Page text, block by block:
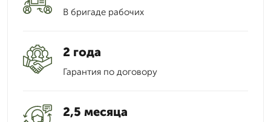
В бригаде рабочих
2 года
Гарантия по договору
2,5 месяца